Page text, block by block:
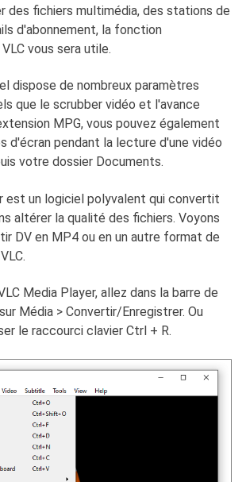
des fichiers multimédia, des stations de
d'abonnement, la fonction
vous sera utile.
dispose de nombreux paramètres
que le scrubber vidéo et l'avance
MPG, vous pouvez également
d'écran pendant la lecture d'une vidéo
votre dossier Documents.
est un logiciel polyvalent qui convertit
altérer la qualité des fichiers. Voyons
DV en MP4 ou en un autre format de
Media Player, allez dans la barre de
Média > Convertir/Enregistrer. Ou
le raccourci clavier Ctrl + R.